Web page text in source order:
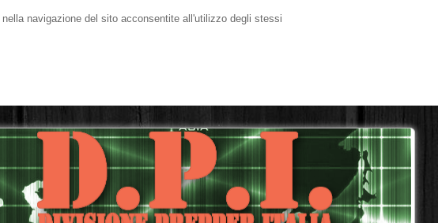
navigazione del sito acconsentite all'utilizzo degli stessi